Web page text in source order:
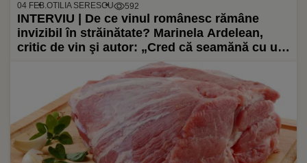
04 FEB.OTILIA SERESCU 592
INTERVIU | De ce vinul românesc rămâne
invizibil în străinătate? Marinela Ardelean,
critic de vin şi autor: „Cred că seamănă cu un
atlet excelent care ajunge la o echipă mare,
dar nu performează pentru că nu se poate
ajusta la viața de zi cu zi”